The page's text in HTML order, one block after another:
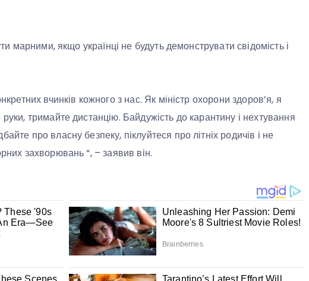
марними, якщо українці не будуть демонструвати свідомість і
вчинків кожного з нас. Як міністр охорони здоров’я, я
тримайте дистанцію. Байдужість до карантину і нехтування
про власну безпеку, піклуйтеся про літніх родичів і не
захворювань “, – заявив він.